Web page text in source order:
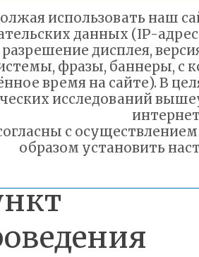
от
использовать наш
данных (IP-
разрешение дисплея,
фразы, баннеры, с
время на сайте). В
исследований
с
образом установить